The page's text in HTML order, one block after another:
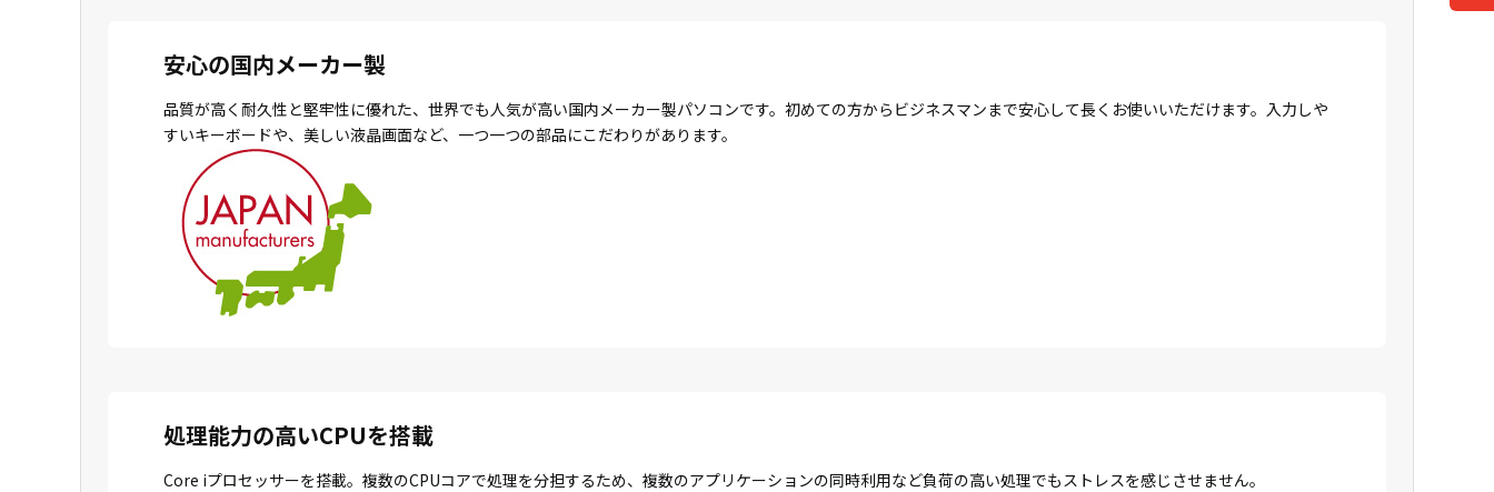
安心の国内メーカー製
品質が高く耐久性と堅牢性に優れた、世界でも人気が高い国内メーカー製パソコンです。初めての方からビジネスマンまで安心して長くお使いいただけます。入力しや
すいキーボードや、美しい液晶画面など、一つ一つの部品にこだわりがあります。
処理能力の高いCPUを搭載
Core iプロセッサーを搭載。複数のCPUコアで処理を分担するため、複数のアプリケーションの同時利用など負荷の高い処理でもストレスを感じさせません。